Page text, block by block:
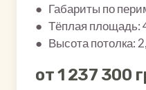
● Габариты по
● Тёплая площадь:
● Высота потолка:
от 1 237 300